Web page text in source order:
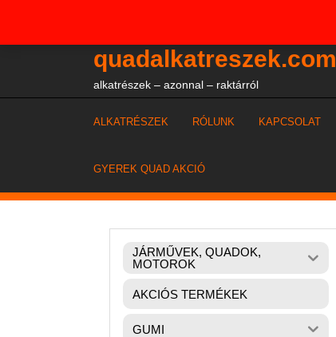
quadalkatreszek.com
alkatrészek – azonnal – raktárról
ALKATRÉSZEK RÓLUNK KAPCSOLAT
GYEREK QUAD AKCIÓ
JÁRMŰVEK, QUADOK,
MOTOROK
AKCIÓS TERMÉKEK
GUMI